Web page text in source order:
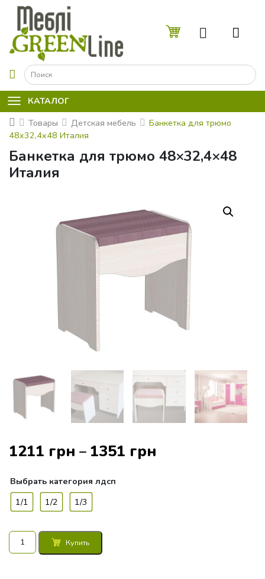
☰
КАТАЛОГ
Товары
Детская мебель
Банкетка для трюмо
48x32,4x48 Италия
Банкетка для трюмо 48×32,4×48
Италия
1211 грн – 1351 грн
Выбрать категория лдсп
1/1
1/2 1/3
Количество
товара
Купить